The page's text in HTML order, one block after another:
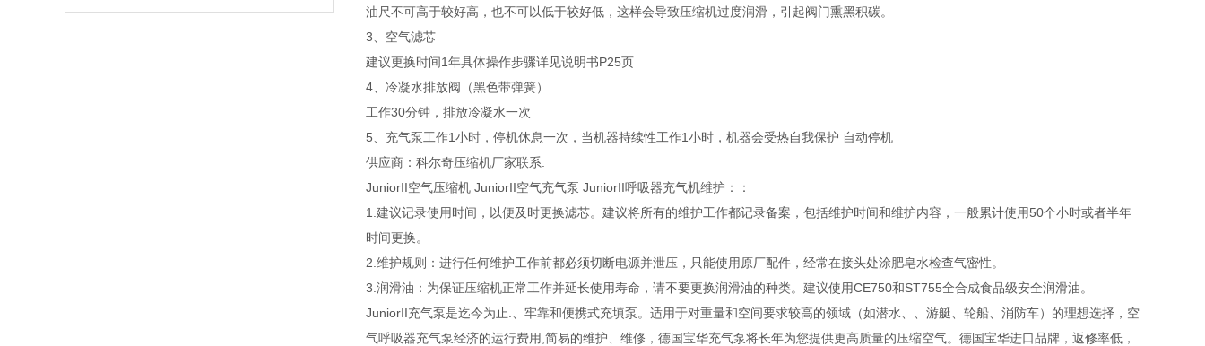
油尺不可高于较好高，也不可以低于较好低，这样会导致压缩机过度润滑，引起阀门熏黑积碳。
3、空气滤芯
建议更换时间1年具体操作步骤详见说明书P25页
4、冷凝水排放阀（黑色带弹簧）
工作30分钟，排放冷凝水一次
5、充气泵工作1小时，停机休息一次，当机器持续性工作1小时，机器会受热自我保护 自动停机
供应商：科尔奇压缩机厂家联系.
JuniorII空气压缩机 JuniorII空气充气泵 JuniorII呼吸器充气机维护：：
1.建议记录使用时间，以便及时更换滤芯。建议将所有的维护工作都记录备案，包括维护时间和维护内容，一般累计使用50个小时或者半年
时间更换。
2.维护规则：进行任何维护工作前都必须切断电源并泄压，只能使用原厂配件，经常在接头处涂肥皂水检查气密性。
3.润滑油：为保证压缩机正常工作并延长使用寿命，请不要更换润滑油的种类。建议使用CE750和ST755全合成食品级安全润滑油。
JuniorII充气泵是迄今为止.、牢靠和便携式充填泵。适用于对重量和空间要求较高的领域（如潜水、、游艇、轮船、消防车）的理想选择，空
气呼吸器充气泵经济的运行费用,简易的维护、维修，德国宝华充气泵将长年为您提供更高质量的压缩空气。德国宝华进口品牌，返修率低，